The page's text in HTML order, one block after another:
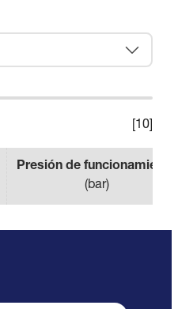
10
Presión de funcionamiento
(bar)